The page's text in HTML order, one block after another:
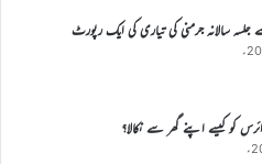
کو کیسے اپنے گھر سے نکالا؟